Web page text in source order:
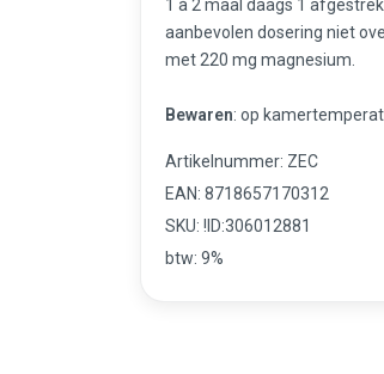
1 à 2 maal daags 1
aanbevolen dosering niet
met 220 mg magnesium.
Bewaren: op
Artikelnummer: ZEC
EAN: 8718657170312
SKU: !ID:306012881
btw: 9%